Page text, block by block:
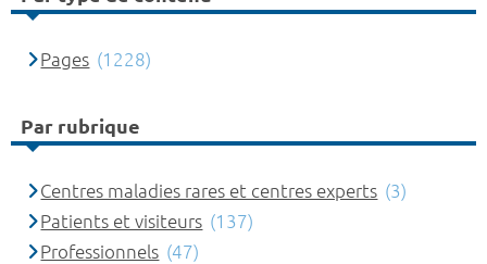
Pages (1228)
Par rubrique
Centres maladies rares et centres experts (3)
Patients et visiteurs (137)
Professionnels (47)